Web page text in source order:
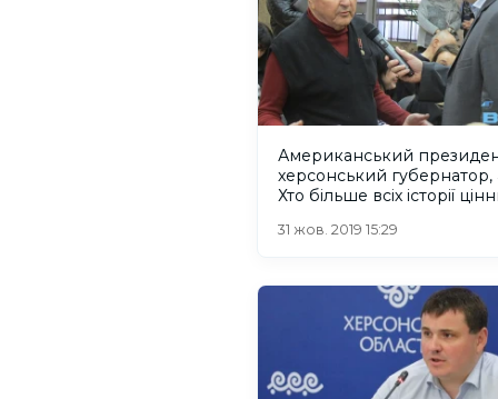
Американський
херсонський губернатор,
Хто більше всіх історії
31 жов. 2019 15:29